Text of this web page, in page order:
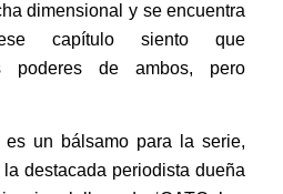
dimensional y se encuentra
capítulo siento que
poderes de ambos, pero
un bálsamo para la serie,
destacada periodista dueña